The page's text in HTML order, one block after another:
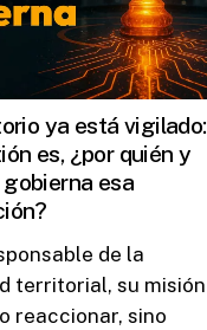
ya está vigilado:
es, ¿por quién y
esa
de la
territorial, su misión
reaccionar, sino